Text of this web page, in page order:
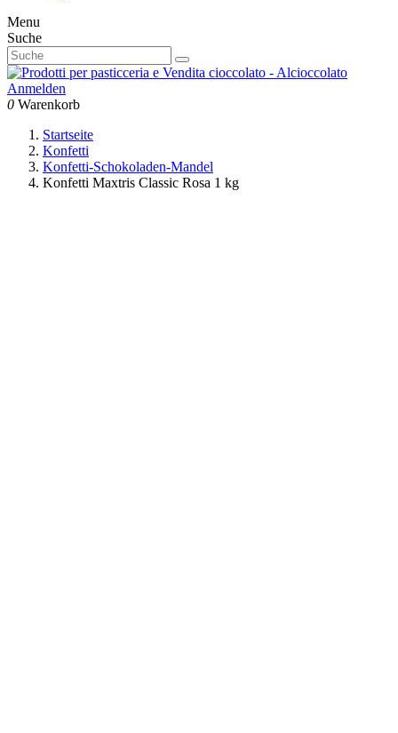
Menu
Suche
Anmelden
0 Warenkorb
Startseite
Konfetti
Konfetti-Schokoladen-Mandel
Konfetti Maxtris Classic Rosa 1 kg